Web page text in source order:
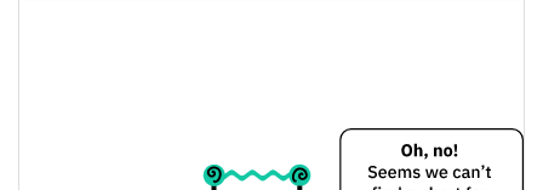
Baixa / Alta de ontem
$0.000025047688 /
$0.00002506527